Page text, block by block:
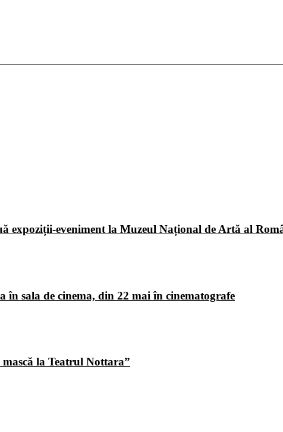
expoziții-eveniment la Muzeul Național de Artă al
în sala de cinema, din 22 mai în cinematografe
la Teatrul Nottara”